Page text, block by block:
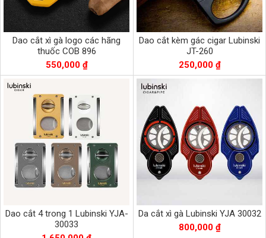
Dao cắt xì gà logo các hãng
thuốc COB 896
550,000 ₫
Dao cắt kèm gác cigar Lubinski
JT-260
250,000 ₫
Dao cắt 4 trong 1 Lubinski YJA-
30033
Da cắt xì gà Lubinski YJA 30032
800,000 ₫